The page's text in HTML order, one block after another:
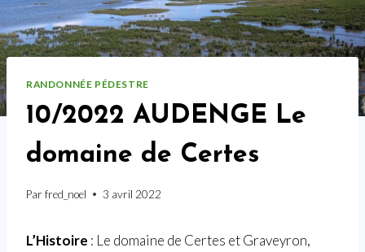
RANDONNÉE PÉDESTRE
10/2022 AUDENGE Le
domaine de Certes
Par fred_noel 3 avril 2022
L’Histoire : Le domaine de Certes et Graveyron,